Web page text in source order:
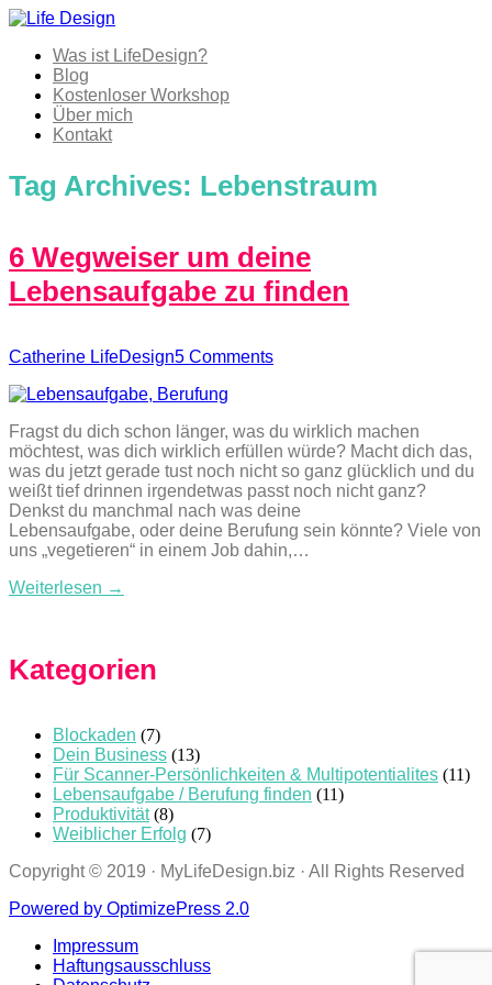
Was ist LifeDesign?
Blog
Kostenloser Workshop
Über mich
Kontakt
Tag Archives: Lebenstraum
6 Wegweiser um deine
Lebensaufgabe zu finden
Catherine LifeDesign5 Comments
Fragst du dich schon länger, was du wirklich machen
möchtest, was dich wirklich erfüllen würde? Macht dich das,
was du jetzt gerade tust noch nicht so ganz glücklich und du
weißt tief drinnen irgendetwas passt noch nicht ganz?
Denkst du manchmal nach was deine
Lebensaufgabe, oder deine Berufung sein könnte? Viele von
uns „vegetieren“ in einem Job dahin,…
Weiterlesen →
Kategorien
Blockaden (7)
Dein Business (13)
Für Scanner-Persönlichkeiten & Multipotentialites (11)
Lebensaufgabe / Berufung finden (11)
Produktivität(8)
Weiblicher Erfolg (7)
Copyright © 2019 · MyLifeDesign.biz · All Rights Reserved
Powered by OptimizePress 2.0
Impressum
Haftungsausschluss